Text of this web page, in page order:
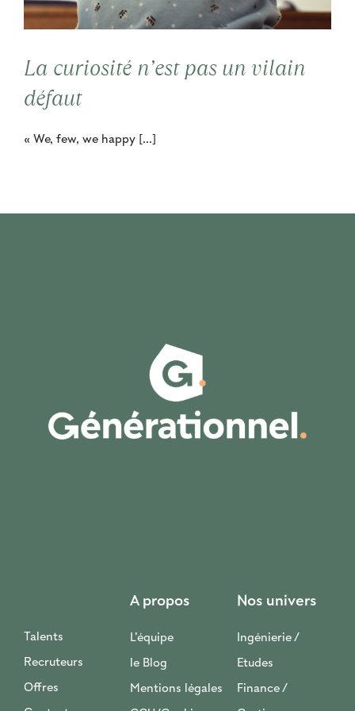
Contact
Cooptation
La curiosité n’est pas un vilain
défaut
« We, few, we happy [...]
Talents
Recruteurs
Offres
A propos
L’équipe
le Blog
Mentions légales
Nos univers
Ingénierie /
Etudes
Finance /